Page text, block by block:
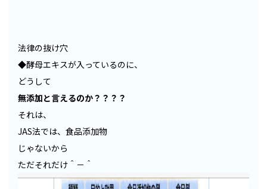
法律の抜け穴
◆酵母エキスが入っているのに、
どうして
無添加と言えるのか？？？？
それは、
JAS法では、食品添加物
じゃないから
ただそれだけ＾－＾